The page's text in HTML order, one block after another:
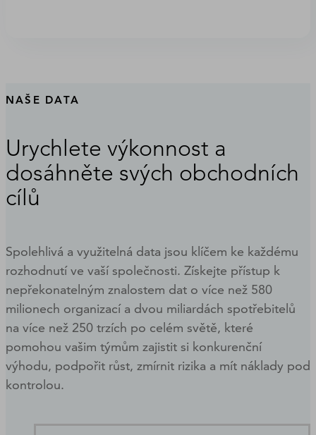
NAŠE DATA
Urychlete výkonnost a
dosáhněte svých obchodních
cílů
Spolehlivá a využitelná data jsou klíčem ke každému
rozhodnutí ve vaší společnosti. Získejte přístup k
nepřekonatelným znalostem dat o více než 580
milionech organizací a dvou miliardách spotřebitelů
na více než 250 trzích po celém světě, které
pomohou vašim týmům zajistit si konkurenční
výhodu, podpořit růst, zmírnit rizika a mít náklady pod
kontrolou.